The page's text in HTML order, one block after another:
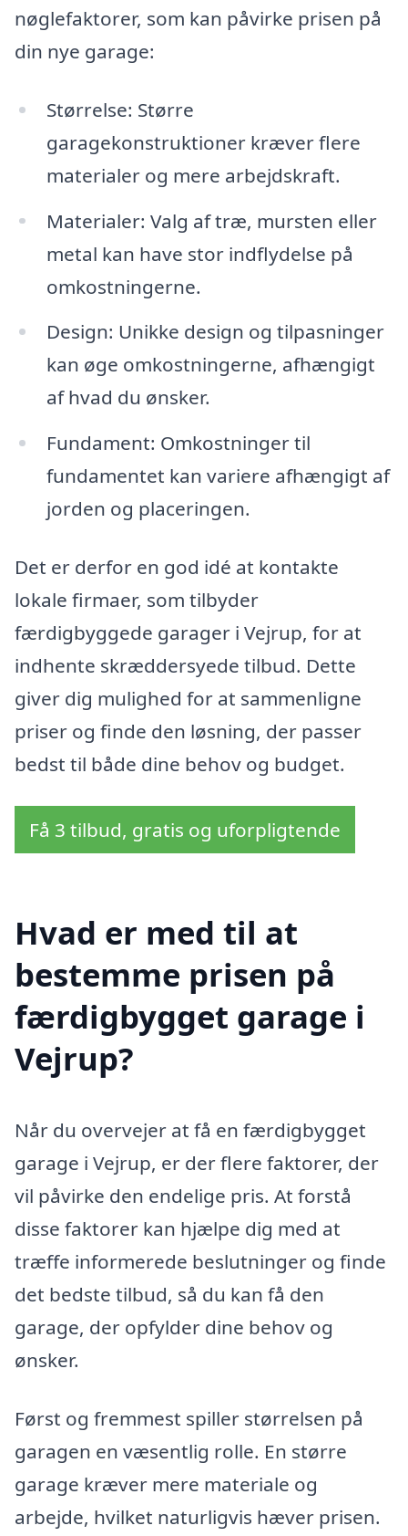
nøglefaktorer, som kan påvirke prisen på
din nye garage:
Størrelse: Større
garagekonstruktioner kræver flere
materialer og mere arbejdskraft.
Materialer: Valg af træ, mursten eller
metal kan have stor indflydelse på
omkostningerne.
Design: Unikke design og tilpasninger
kan øge omkostningerne, afhængigt
af hvad du ønsker.
Fundament: Omkostninger til
fundamentet kan variere afhængigt af
jorden og placeringen.
Det er derfor en god idé at kontakte
lokale firmaer, som tilbyder
færdigbyggede garager i Vejrup, for at
indhente skræddersyede tilbud. Dette
giver dig mulighed for at sammenligne
priser og finde den løsning, der passer
bedst til både dine behov og budget.
Få 3 tilbud, gratis og uforpligtende
Hvad er med til at
bestemme prisen på
færdigbygget garage i
Vejrup?
Når du overvejer at få en færdigbygget
garage i Vejrup, er der flere faktorer, der
vil påvirke den endelige pris. At forstå
disse faktorer kan hjælpe dig med at
træffe informerede beslutninger og finde
det bedste tilbud, så du kan få den
garage, der opfylder dine behov og
ønsker.
Først og fremmest spiller størrelsen på
garagen en væsentlig rolle. En større
garage kræver mere materiale og
arbejde, hvilket naturligvis hæver prisen.